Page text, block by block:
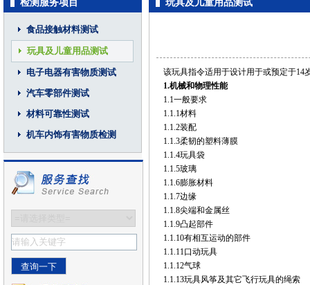
检测服务项目
食品接触材料测试
玩具及儿童用品测试
电子电器有害物质测试
汽车零部件测试
材料可靠性测试
机车内饰有害物质检测
玩具及儿童用品测试
该玩具指令适用于设计用于或预定于14
1.机械和物理性能
1.1一般要求
1.1.1材料
1.1.2装配
1.1.3柔韧的塑料薄膜
1.1.4玩具袋
1.1.5玻璃
1.1.6膨胀材料
1.1.7边缘
1.1.8尖端和金属丝
1.1.9凸起部件
1.1.10有相互运动的部件
1.1.11口动玩具
1.1.12气球
1.1.13玩具风筝及其它飞行玩具的绳索